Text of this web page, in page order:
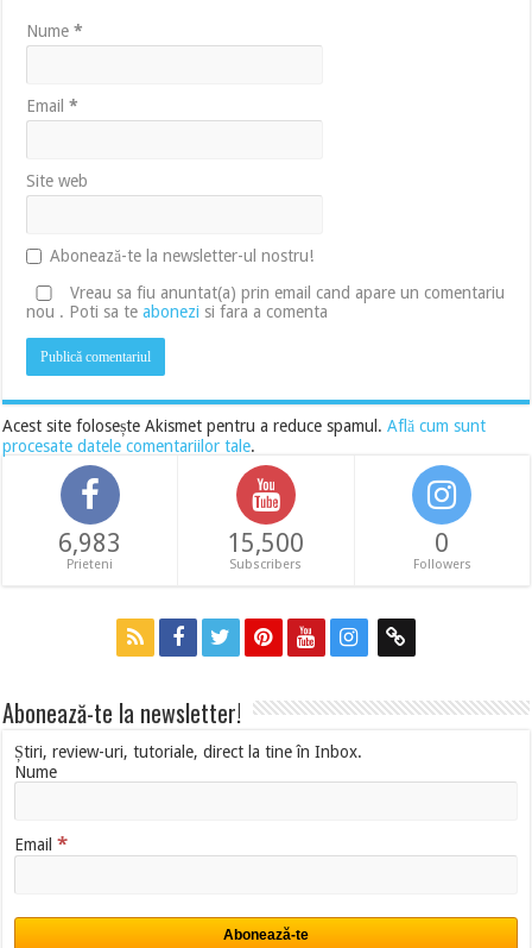
Nume*
Email*
Site web
Abonează-te la newsletter-ul nostru!
Vreau sa fiu anuntat(a) prin email cand apare un comentariu
nou . Poti sa teabonezi si fara a comenta
Acest site folosește Akismet pentru a reduce spamul.Află cum sunt
procesate datele comentariilor tale.
6,983
Prieteni
15,500
Subscribers
0
Followers
Abonează-te la newsletter!
Știri, review-uri, tutoriale, direct la tine în Inbox.
Nume
Email*